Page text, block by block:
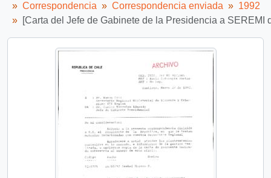
Correspondencia
Correspondencia enviada
1992
[Carta del Jefe de Gabinete de la Presidencia a SEREMI